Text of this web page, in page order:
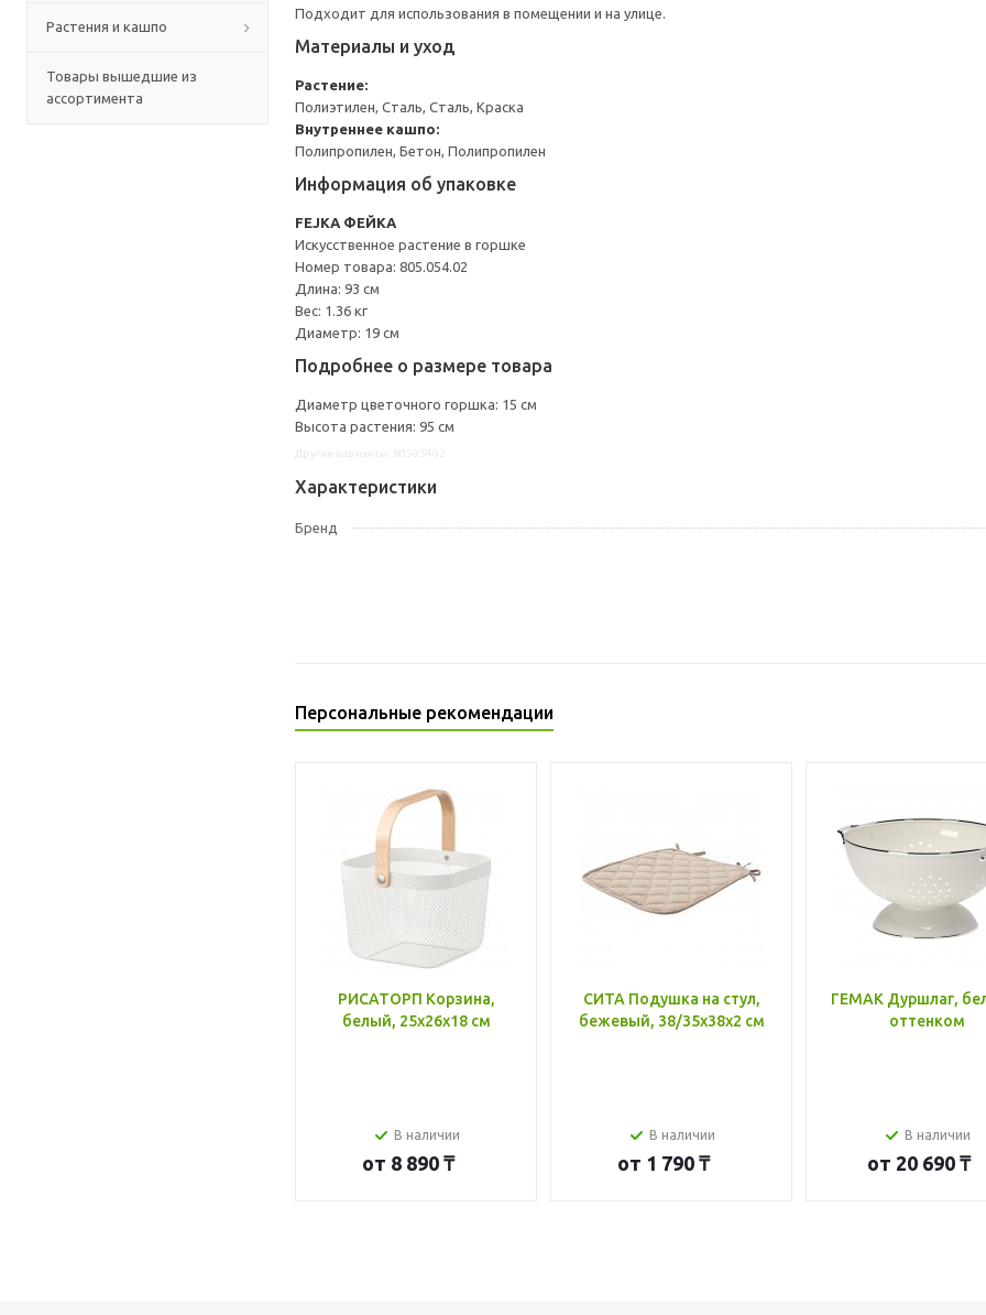
Растения и кашпо
Товары вышедшие из
ассортимента
Подходит для использования в помещении и на улице.
Материалы и уход
Растение:
Полиэтилен, Сталь, Сталь, Краска
Внутреннее кашпо:
Полипропилен, Бетон, Полипропилен
Информация об упаковке
FEJKA ФЕЙКА
Искусственное растение в горшке
Номер товара: 805.054.02
Длина: 93 см
Вес: 1.36 кг
Диаметр: 19 см
Подробнее о размере товара
Диаметр цветочного горшка: 15 см
Высота растения: 95 см
Характеристики
Бренд
Персональные рекомендации
РИСАТОРП Корзина,
белый, 25x26x18 см
В наличии
от 8 890 ₸
СИТА Подушка на стул,
бежевый, 38/35x38x2 см
В наличии
от 1 790 ₸
ГЕМАК Дуршлаг,
оттенком
В наличии
от 20 690 ₸